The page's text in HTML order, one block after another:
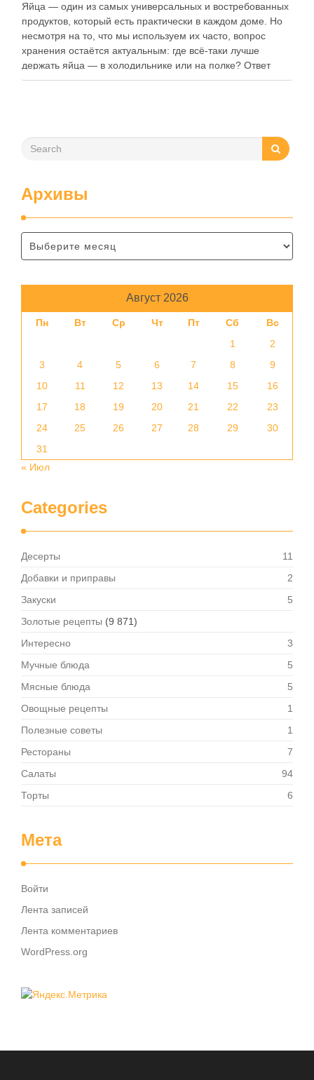
Яйца — один из самых универсальных и востребованных
продуктов, который есть практически в каждом доме. Но
несмотря на то, что мы используем их часто, вопрос
хранения остаётся актуальным: где всё-таки лучше
держать яйца — в холодильнике или на полке? Ответ
зависит от нескольких факторов, включая температуру
Архивы
Август 2026
Пн Вт Ср Чт Пт Сб
Вс
1
2
3
4 5 6 7 8
9
10
11 12 13 14 15
16
17
18 19 20 21 22
23
24
25 26 27 28 29
30
31
« Июл
Categories
Десерты
11
Добавки и приправы
2
Закуски
5
Золотые рецепты (9 871)
Интересно
3
Мучные блюда
5
Мясные блюда
5
Овощные рецепты
1
Полезные советы
1
Рестораны
7
Салаты
94
Торты
6
Мета
Войти
Лента записей
Лента комментариев
WordPress.org